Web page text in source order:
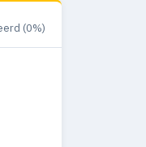
(0%)